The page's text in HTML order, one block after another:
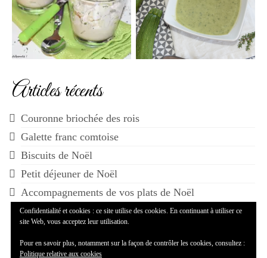
Articles récents
Couronne briochée des rois
Galette franc comtoise
Biscuits de Noël
Petit déjeuner de Noël
Accompagnements de vos plats de Noël
Confidentialité et cookies : ce site utilise des cookies. En continuant à utiliser ce
site Web, vous acceptez leur utilisation.
Pour en savoir plus, notamment sur la façon de contrôler les cookies, consultez :
Politique relative aux cookies